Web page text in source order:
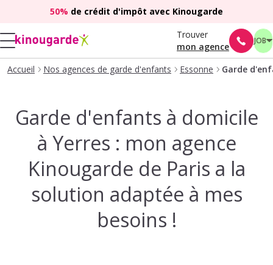
50% de crédit d'impôt avec Kinougarde
Trouver
mon agence
JOB
Accueil Nos agences de garde d'enfants Essonne Garde
Garde d'enfants à domicile
à Yerres : mon agence
Kinougarde de Paris a la
solution adaptée à mes
besoins !